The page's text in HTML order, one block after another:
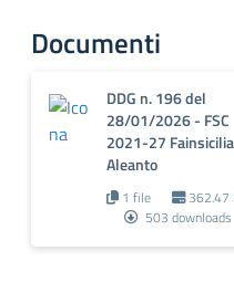
Documenti
DDG n. 196 del
28/01/2026 - FSC
2021-27
Aleanto
1 file
362.47
503 downloads